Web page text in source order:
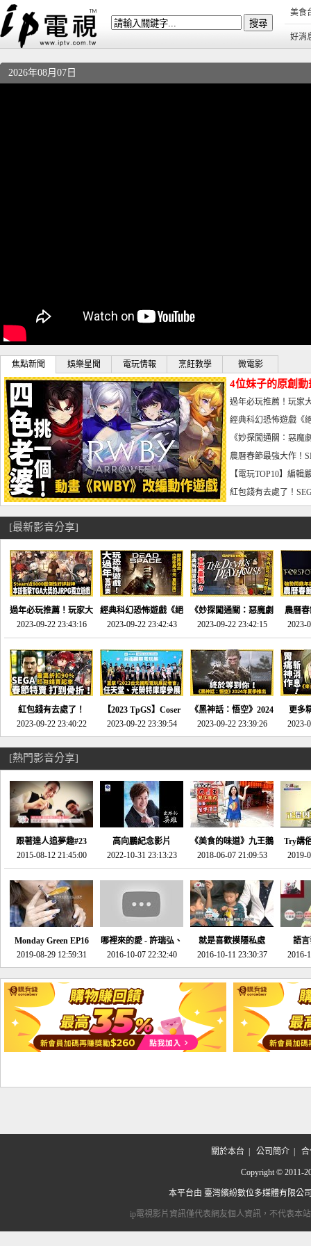
美食
好消
2026年08月07日
焦點新聞 娛樂星聞 電玩情報 烹飪教學 微電影
4位妹子的原創
曝光_電玩宅速配
過年必玩推薦！玩家
宅速配20230126
經典科幻恐怖遊戲《
懼體驗-電玩宅速配
《妙探闖通關：惡
到!!-電玩宅速配
農曆春節最強大作！
電玩宅速配20230123
【電玩TOP10】編
了，封面圖直接雷你
紅包錢有去處了！
宅速配20230119
[最新影音分享]
過年必玩推薦！玩家大
推的JRPG神作《神之
天平》介紹！-電玩宅
速配20230126
2023-09-22 23:43:16
經典科幻恐怖遊戲《絕
命異次元 重製版》重
回「石村號」的恐懼體
驗-電玩宅速配
20230125
2023-09-22 23:42:43
《妙探闖通關：惡魔劇
場》將推出「重製
版」!!!今年就能玩到!!-
電玩宅速配20230124
2023-09-22 23:42:15
農曆
SE社
動作角
電玩宅
2023-
紅包錢有去處了！
SEGA春節特賣 超過85
款遊戲打到骨折-電玩
宅速配20230119
2023-09-22 23:40:22
【2023 TpGS】Coser
和Show Girl搶先看！
直擊展前記者會-電玩
2023-09-22 23:39:54
《黑神話：悟空》2024
年夏季推出！確定不會
延期齁？-電玩宅速配
2023-09-22 23:39:26
更多
《來
金鄉
2023-
[熱門影音分享]
跟著達人追夢趣#23
promo-我想開間咖啡
館(謝佳凌)
2015-08-12 21:45:00
高向鵬紀念影片
2022-10-31 23:13:23
《美食的味道》九王鵝
肉
2018-06-07 21:09:53
Try講
2019-
Monday Green EP16
超意外~環保原來可以
邊玩邊做！
2019-08-29 12:59:31
哪裡來的愛 - 許瑞弘、
李其芬
2016-10-07 22:32:40
就是喜歡摸隱私處
2016-10-11 23:30:37
語
2016-
關於本台 公司簡介| 合
Copyright © 2011-
本平台由 臺灣繽紛數位多媒體有限公
ip電視影片資訊僅代表網友個人資訊，不代表本